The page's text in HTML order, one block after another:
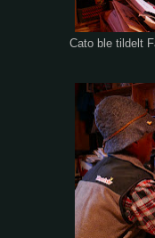
Cato ble tildelt